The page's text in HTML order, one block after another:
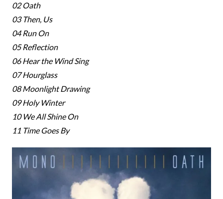
02 Oath
03 Then, Us
04 Run On
05 Reflection
06 Hear the Wind Sing
07 Hourglass
08 Moonlight Drawing
09 Holy Winter
10 We All Shine On
11 Time Goes By